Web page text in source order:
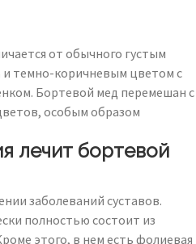
от обычного густым
темно-коричневым цветом с
Бортевой мед перемешан с
особым образом
лечит бортевой
заболеваний суставов.
полностью состоит из
этого, в нем есть фолиевая